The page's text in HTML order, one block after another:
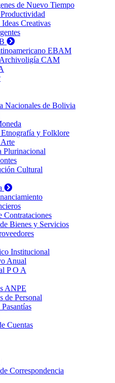
de Nuevo Tiempo
Creativas
EBAM
CAM
Nacionales de Bolivia
y Folklore
Plurinacional
Cultural
Contrataciones
Bienes y Servicios
Institucional
Anual
P O A
ANPE
de Personal
Cuentas
Correspondencia